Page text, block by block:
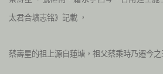
太君合壙志铭》記載 ，
蔡壽星的祖上源自蓮塘，祖父蔡乘時乃遷今之